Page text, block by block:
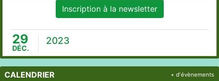
Inscription à la newsletter
29
DÉC.
2023
CALENDRIER + d'évènements